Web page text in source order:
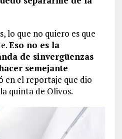
lo que no quiero es que
Eso no es la
de sinvergüenzas
semejante
en el reportaje que dio
quinta de Olivos.